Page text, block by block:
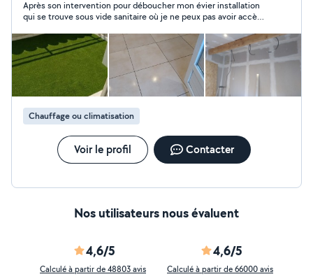
Après son intervention pour déboucher mon évier installation
qui se trouve sous vide sanitaire où je ne peux pas avoir accès
Bruno devait repasser pour finaliser le travail, on c'était mis
d'accord pour le début de l'année 2023 et je n'ai plus de
nouvelles après plusieurs messages, très déçu. Bruno si vous
êtes soufrant vous pourriez me prévenir merci!
Chauffage ou climatisation
Voir le profil Contacter
Nos utilisateurs nous évaluent
4,6/5
Calculé à partir de 48803 avis
4,6/5
Calculé à partir de 66000 avis